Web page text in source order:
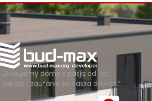
„Budujemy domy z pasją od lat.
Jakość i zaufanie to nasza dewiza.”